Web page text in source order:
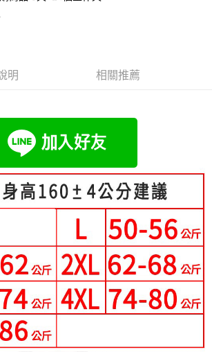
你分期」，訂單成立後會自動跳轉到大哥付的交易
如未前往確認交易或遇審核未通過，訂單將自動取
未通過狀況，表示未達大哥付你分期系統評分，恕無
單，「大哥付你分期」於每月結算日後寄送繳費提
後，可選擇「超商條碼／台灣大直營門市／銀行轉
」等通路繳費。
大股份有限公司」（以下簡稱本公司）所提供，讓
服務購買商品或服務，並由商店將買賣／分期付款
後，依約使用本公司帳單繳交帳款。
哥付你分期」之契約關係目的，商店將以您的個人
地址）提供予台灣大哥大進項蒐集、處理及利用，
期帳單所需資料之確認、核對及更正。
詳閱以下連結：
、不需綁卡、不需儲值。
碼，簡訊認證，即可結帳。
／服務後，再付款。
結帳流程】
AFTEE先享後付」後，將跳轉至「AFTEE先享後付」
證並確認金額後，即可完成結帳。
後14天內，點擊此簡訊中的連結，可透過四大超商／
元方式進行付款，方視為交易完成。
當下不需立刻繳費，但若您需要取消訂單，請聯絡
商家同意取消之訂單仍視為有效，需透過AFTEE先享
先享後付 」之結帳頁面顯示為準，若有關於
取消欲退款等相關疑問，請聯繫「AFTEE先享後付
netprotections.freshdesk.com/support/home
電信所提供之點數服務，可於會員專區綁定中華電信
物車使用 Hami Point 折抵消費金額 (1點等於1元)。
含以上)免運費
含以上)免運費
含以上)免運費
明 相關推薦